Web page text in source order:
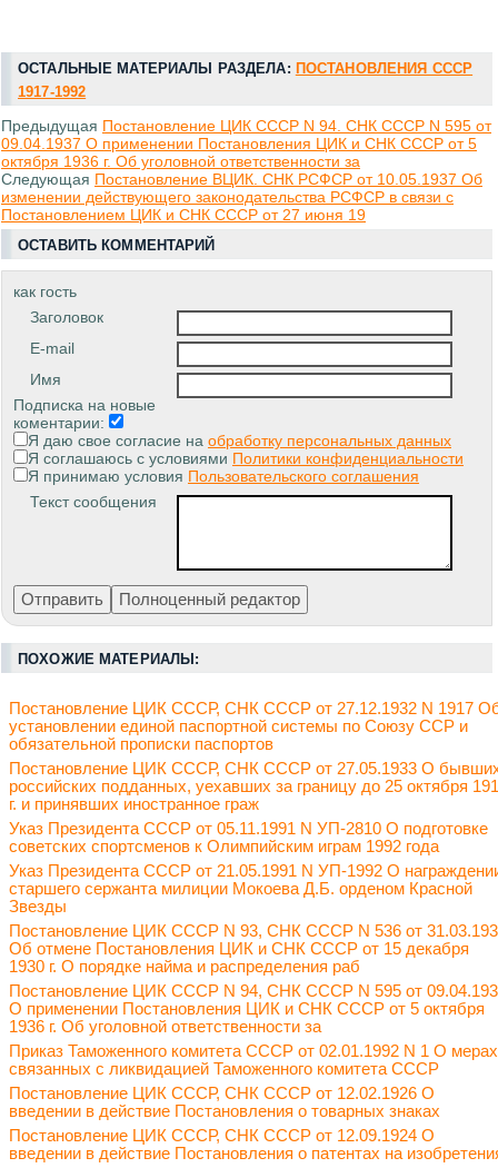
ОСТАЛЬНЫЕ МАТЕРИАЛЫ РАЗДЕЛА: ПОСТАНОВЛЕНИЯ СССР
1917-1992
Предыдущая Постановление ЦИК СССР N 94. СНК СССР N 595 от
09.04.1937 О применении Постановления ЦИК и СНК СССР от 5
октября 1936 г. Об уголовной ответственности за
Следующая Постановление ВЦИК. СНК РСФСР от 10.05.1937 Об
изменении действующего законодательства РСФСР в связи с
Постановлением ЦИК и СНК СССР от 27 июня 19
ОСТАВИТЬ КОММЕНТАРИЙ
как гость
Заголовок
E-mail
Имя
Подписка на новые
коментарии:
Я даю свое согласие на обработку персональных данных
Я соглашаюсь с условиями Политики конфиденциальности
Я принимаю условия Пользовательского соглашения
Текст сообщения
ПОХОЖИЕ МАТЕРИАЛЫ:
Постановление ЦИК СССР, СНК СССР от 27.12.1932 N 1917
установлении единой паспортной системы по Союзу ССР и
обязательной прописки паспортов
Постановление ЦИК СССР, СНК СССР от 27.05.1933 О
российских подданных, уехавших за границу до 25 октября
г. и принявших иностранное граж
Указ Президента СССР от 05.11.1991 N УП-2810 О подготовке
советских спортсменов к Олимпийским играм 1992 года
Указ Президента СССР от 21.05.1991 N УП-1992 О
старшего сержанта милиции Мокоева Д.Б. орденом Красной
Звезды
Постановление ЦИК СССР N 93, СНК СССР N 536 от
Об отмене Постановления ЦИК и СНК СССР от 15 декабря
1930 г. О порядке найма и распределения раб
Постановление ЦИК СССР N 94, СНК СССР N 595 от
О применении Постановления ЦИК и СНК СССР от 5 октября
1936 г. Об уголовной ответственности за
Приказ Таможенного комитета СССР от 02.01.1992 N 1 О
связанных с ликвидацией Таможенного комитета СССР
Постановление ЦИК СССР, СНК СССР от 12.02.1926 О
введении в действие Постановления о товарных знаках
Постановление ЦИК СССР, СНК СССР от 12.09.1924 О
введении в действие Постановления о патентах на